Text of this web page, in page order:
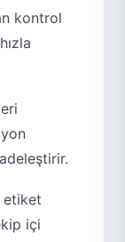
kontrol
etiket
içi